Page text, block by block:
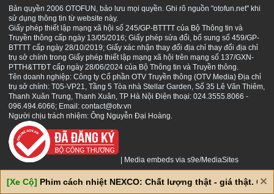
S
Bản quyền 2006 OTOFUN, bảo lưu mọi quyền. Ghi rõ nguồn "otofun.net" khi
sử dụng thông tin từ website này.
Giấy phép thiết lập mạng xã hội số 245/GP-BTTTT của Bộ Thông tin và
Truyền thông cấp ngày 13/05/2016; Giấy phép sửa đổi, bổ sung số 459/GP-
BTTTT cấp ngày 28/10/2019; Giấy xác nhận thay đổi địa chỉ thay đổi địa chỉ
trụ sở chính trong Giấy phép thiết lập mạng xã hội trên mạng số 137/GXN-
PTTH&TTĐT cấp ngày 28/06/2024 của Bộ Thông tin và Truyền thông.
Tên doanh nghiệp: Công ty Cổ phần OTV Truyền thông (OTV Media) Địa chỉ
trụ sở chính: T05-VP21, Tầng 5 Tòa nhà Stellar Garden, Số 35 Lê Văn Thiêm,
Thanh Xuân Trung, Thanh Xuân, TP Hà Nội Điện thoại: 024.3555.8066 -
096.494.6066; Email: contact@otv.vn
Người chịu trách nhiệm: Ông Nguyễn Đại Hoàng.
Media embeds via s9e/MediaSites
[Xe Cộ] Phim cách nhiệt NEXCO: Chất lượng thật - giá thật. Giá